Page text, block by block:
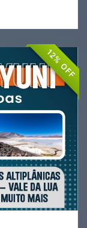
no
de la
e as
12% OFF